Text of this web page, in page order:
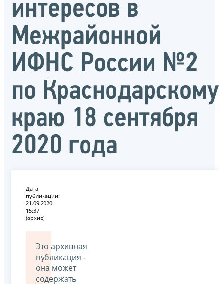
интересов в
Межрайонной
ИФНС России №2
по Краснодарскому
краю 18 сентября
2020 года
Дата
публикации:
21.09.2020
15:37
(архив)
Это архивная
публикация -
она может
содержать